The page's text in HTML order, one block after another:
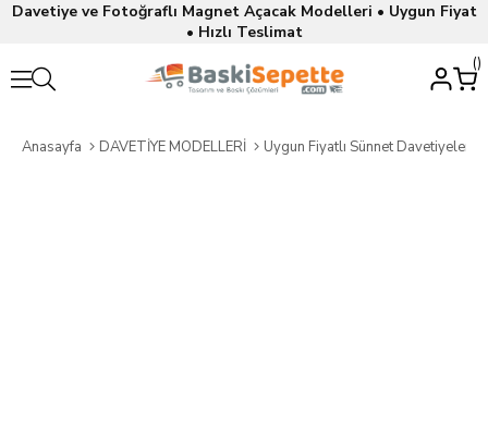
Davetiye ve Fotoğraflı Magnet Açacak Modelleri • Uygun Fiyat
• Hızlı Teslimat
Anasayfa DAVETİYE MODELLERİ Uygun Fiyatlı Sünnet Davetiyeleri